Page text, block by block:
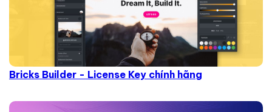
Bricks Builder - License Key chính hãng